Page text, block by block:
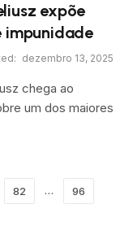
expõe
impunidade
dezembro 13, 2025
chega ao
um dos maiores
82 … 96